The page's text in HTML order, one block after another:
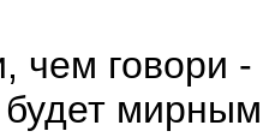
чем говори